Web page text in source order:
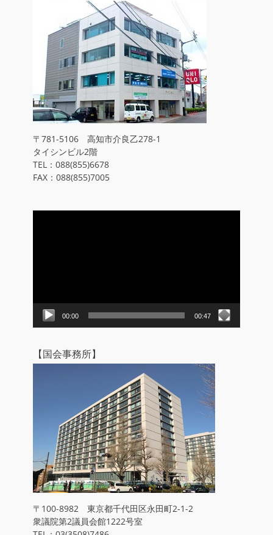
〒781-5106 高知市介良乙278-1
タイシンビル2階
TEL：088(855)6678
FAX：088(855)7005
00:00 00:47
【国会事務所】
〒100-8982 東京都千代田区永田町2-1-2
衆議院第2議員会館1222号室